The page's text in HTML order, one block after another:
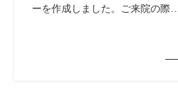
ーを作成しました。ご来院の際…